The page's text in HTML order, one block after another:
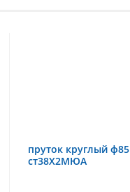
пруток круглый ф85
ст38Х2МЮА